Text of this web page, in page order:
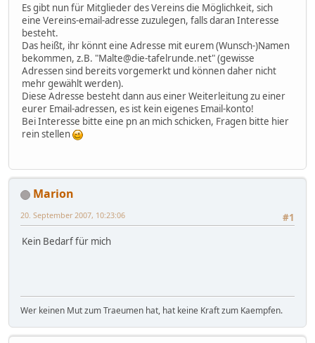
Es gibt nun für Mitglieder des Vereins die Möglichkeit, sich
eine Vereins-email-adresse zuzulegen, falls daran Interesse
besteht.
Das heißt, ihr könnt eine Adresse mit eurem (Wunsch-)Namen
bekommen, z.B. "Malte@die-tafelrunde.net" (gewisse
Adressen sind bereits vorgemerkt und können daher nicht
mehr gewählt werden).
Diese Adresse besteht dann aus einer Weiterleitung zu einer
eurer Email-adressen, es ist kein eigenes Email-konto!
Bei Interesse bitte eine pn an mich schicken, Fragen bitte hier
rein stellen
Marion
#1
20. September 2007, 10:23:06
Kein Bedarf für mich
Wer keinen Mut zum Traeumen hat, hat keine Kraft zum Kaempfen.